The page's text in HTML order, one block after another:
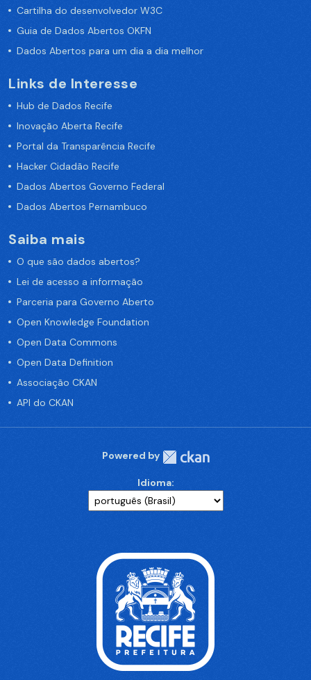
Cartilha do desenvolvedor W3C
Guia de Dados Abertos OKFN
Dados Abertos para um dia a dia melhor
Links de Interesse
Hub de Dados Recife
Inovação Aberta Recife
Portal da Transparência Recife
Hacker Cidadão Recife
Dados Abertos Governo Federal
Dados Abertos Pernambuco
Saiba mais
O que são dados abertos?
Lei de acesso a informação
Parceria para Governo Aberto
Open Knowledge Foundation
Open Data Commons
Open Data Definition
Associação CKAN
API do CKAN
Powered by
Idioma